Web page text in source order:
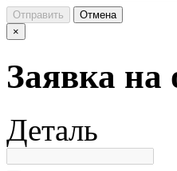
Отправить
Отмена
×
Заявка на
Деталь